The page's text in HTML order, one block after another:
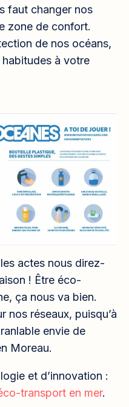
faut changer nos
zone de confort.
de nos océans,
à votre
actes nous direz-
! Être éco-
ça nous va bien.
nos réseaux, puisqu’à
envie de
Moreau.
et d’innovation :
transport en mer.